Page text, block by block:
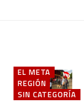
EL META
REGIÓN
SIN CATEGORÍA